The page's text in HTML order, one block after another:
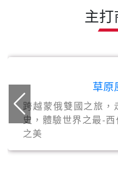
主
草原
跨越蒙俄雙國之旅，
史，體驗世界之最-
之美